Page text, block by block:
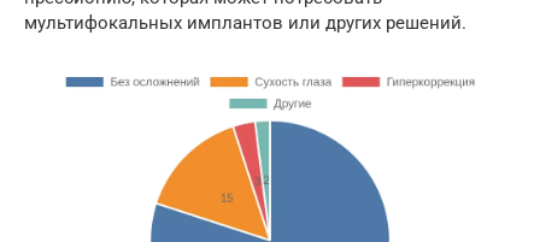
мультифокальных имплантов или других решений.